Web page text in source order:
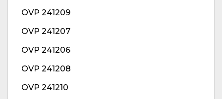
OVP 241209
OVP 241207
OVP 241206
OVP 241208
OVP 241210